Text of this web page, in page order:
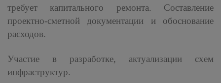
требует капитального ремонта. Составление
проектно-сметной документации и обоснование
расходов.
Участие в разработке, актуализации схем
инфраструктур.